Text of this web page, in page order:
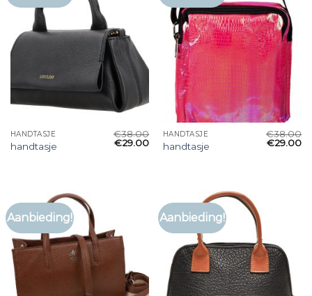
HANDTASJE
handtasje
€38.00
€29.00
HANDTASJE
handtasje
€38.00
€29.00
Aanbieding! Aanbieding!